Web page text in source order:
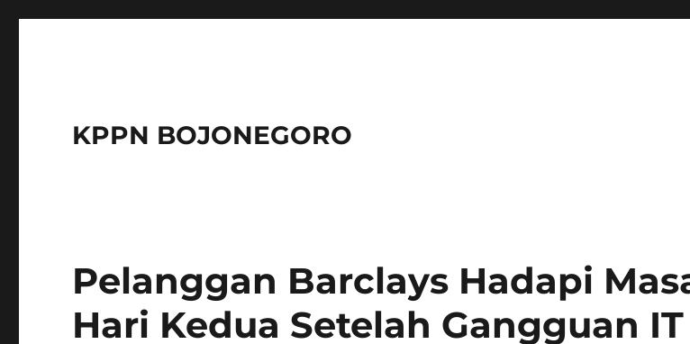
KPPN BOJONEGORO
Pelanggan Barclays Hadapi
Hari Kedua Setelah Gangguan IT